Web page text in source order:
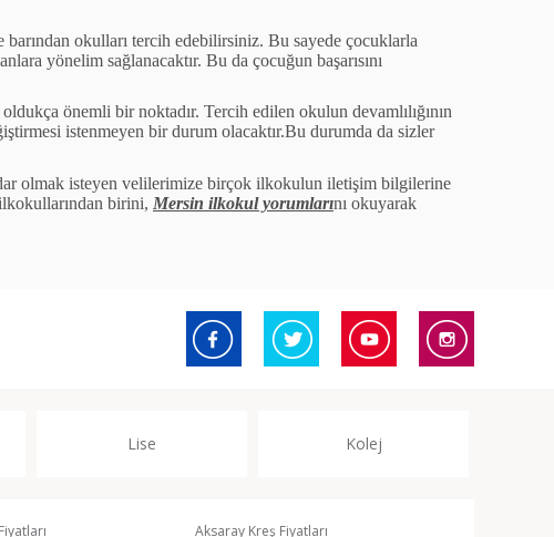
barından okulları tercih edebilirsiniz. Bu sayede çocuklarla
yönelim sağlanacaktır. Bu da çocuğun başarısını
ça önemli bir noktadır. Tercih edilen okulun devamlılığının
istenmeyen bir durum olacaktır.Bu durumda da sizler
olmak isteyen velilerimize birçok ilkokulun iletişim bilgilerine
birini, Mersin ilkokul yorumlarını okuyarak
Lise Kolej
Aksaray Kreş Fiyatları